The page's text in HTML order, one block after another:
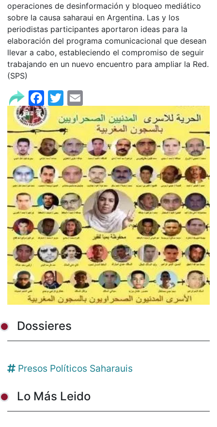
operaciones de desinformación y bloqueo mediático
sobre la causa saharaui en Argentina. Las y los
periodistas participantes aportaron ideas para la
elaboración del programa comunicacional que desean
llevar a cabo, estableciendo el compromiso de seguir
trabajando en un nuevo encuentro para ampliar la Red.
(SPS)
Facebook
Twitter
Dossieres
Presos Políticos Saharauis
Lo Más Leido